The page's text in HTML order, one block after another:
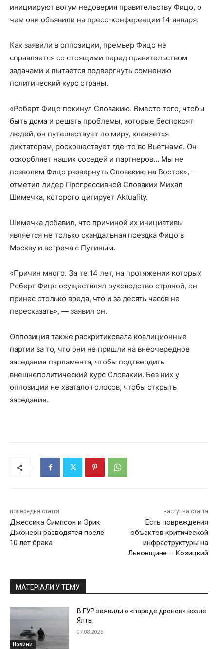
инициируют вотум недоверия правительству Фицо, о
чем они объявили на пресс-конференции 14 января.
Как заявили в оппозиции, премьер Фицо не
справляется со стоящими перед правительством
задачами и пытается подвергнуть сомнению
политический курс страны.
«Роберт Фицо покинул Словакию. Вместо того, чтобы
быть дома и решать проблемы, которые беспокоят
людей, он путешествует по миру, кланяется
диктаторам, роскошествует где-то во Вьетнаме. Он
оскорбляет наших соседей и партнеров… Мы не
позволим Фицо развернуть Словакию на Восток», —
отметил лидер Прогрессивной Словакии Михал
Шимечка, которого цитирует Aktuality.
Шимечка добавил, что причиной их инициативы
является не только скандальная поездка Фицо в
Москву и встреча с Путиным.
«Причин много. За те 14 лет, на протяжении которых
Роберт Фицо осуществлял руководство страной, он
принес столько вреда, что и за десять часов не
пересказать», — заявил он.
Оппозиция также раскритиковала коалиционные
партии за то, что они не пришли на внеочередное
заседание парламента, чтобы подтвердить
внешнеполитический курс Словакии. Без них у
оппозиции не хватало голосов, чтобы открыть
заседание.
попередня стаття
Джессика Симпсон и Эрик
Джонсон разводятся после
10 лет брака
наступна стаття
Есть повреждения
объектов критической
инфраструктуры на
Львовщине – Козицкий
МАТЕРІАЛИ У ТЕМУ
Новини
В ГУР заявили о «параде дронов» возле
Ялты
07.08.2026